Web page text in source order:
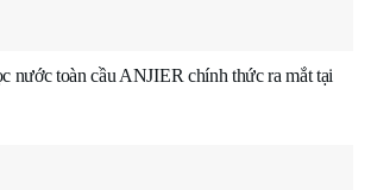
nước toàn cầu ANJIER chính thức ra mắt tại